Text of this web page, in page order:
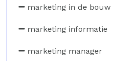
marketing in de bouw
marketing informatie
marketing manager